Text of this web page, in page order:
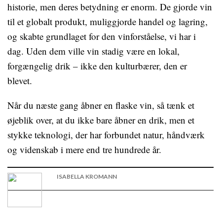
historie, men deres betydning er enorm. De gjorde vin
til et globalt produkt, muliggjorde handel og lagring,
og skabte grundlaget for den vinforståelse, vi har i
dag. Uden dem ville vin stadig være en lokal,
forgængelig drik – ikke den kulturbærer, den er
blevet.
Når du næste gang åbner en flaske vin, så tænk et
øjeblik over, at du ikke bare åbner en drik, men et
stykke teknologi, der har forbundet natur, håndværk
og videnskab i mere end tre hundrede år.
ISABELLA KROMANN